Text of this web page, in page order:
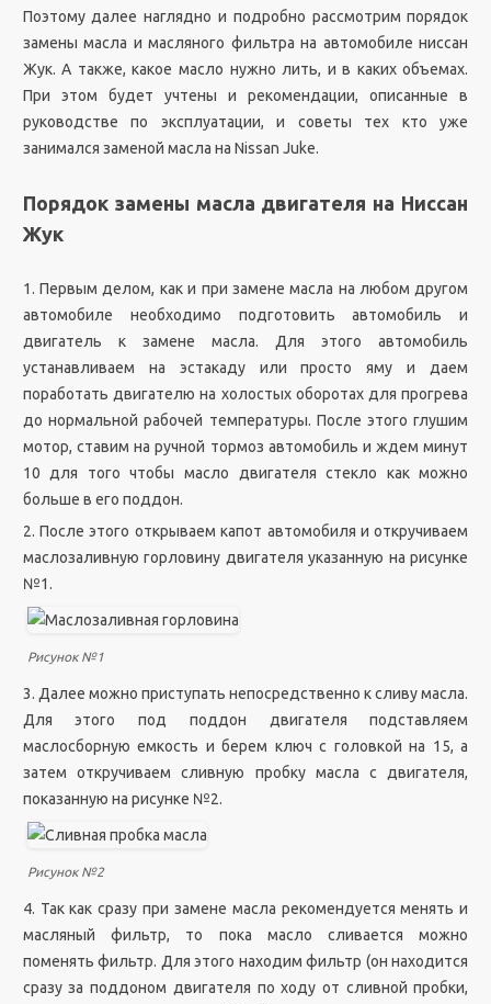
Поэтому далее наглядно и подробно рассмотрим порядок
замены масла и масляного фильтра на автомобиле ниссан
Жук. А также, какое масло нужно лить, и в каких объемах.
При этом будет учтены и рекомендации, описанные в
руководстве по эксплуатации, и советы тех кто уже
занимался заменой масла на Nissan Juke.
Порядок замены масла двигателя на Ниссан
Жук
1. Первым делом, как и при замене масла на любом другом
автомобиле необходимо подготовить автомобиль и
двигатель к замене масла. Для этого автомобиль
устанавливаем на эстакаду или просто яму и даем
поработать двигателю на холостых оборотах для прогрева
до нормальной рабочей температуры. После этого глушим
мотор, ставим на ручной тормоз автомобиль и ждем минут
10 для того чтобы масло двигателя стекло как можно
больше в его поддон.
2. После этого открываем капот автомобиля и откручиваем
маслозаливную горловину двигателя указанную на рисунке
№1.
Рисунок №1
3. Далее можно приступать непосредственно к сливу масла.
Для этого под поддон двигателя подставляем
маслосборную емкость и берем ключ с головкой на 15, а
затем откручиваем сливную пробку масла с двигателя,
показанную на рисунке №2.
Рисунок №2
4. Так как сразу при замене масла рекомендуется менять и
масляный фильтр, то пока масло сливается можно
поменять фильтр. Для этого находим фильтр (он находится
сразу за поддоном двигателя по ходу от сливной пробки,